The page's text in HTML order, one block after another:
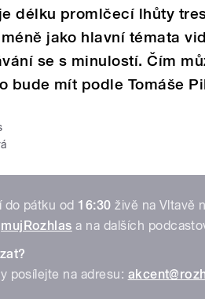
délku promlčecí lhůty
jako hlavní témata
se s minulostí. Čím
bude mít podle Tomáše
do pátku od 16:30 živě na Vltavě
mujRozhlas a na dalších
posílejte na adresu: